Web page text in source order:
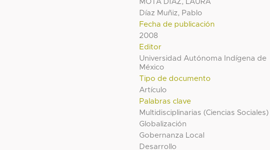
MOTA DIAZ, LAURA
Díaz Muñiz, Pablo
Fecha de publicación
2008
Editor
Universidad Autónoma Indígena de
México
Tipo de documento
Artículo
Palabras clave
Multidisciplinarias (Ciencias Sociales)
Globalización
Gobernanza Local
Desarrollo